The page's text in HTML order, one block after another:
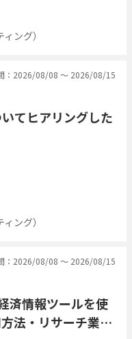
ング）
：2026/08/08 〜 2026/08/15
てヒアリングした
ング）
：2026/08/08 〜 2026/08/15
済情報ツールを使
法・リサーチ業務